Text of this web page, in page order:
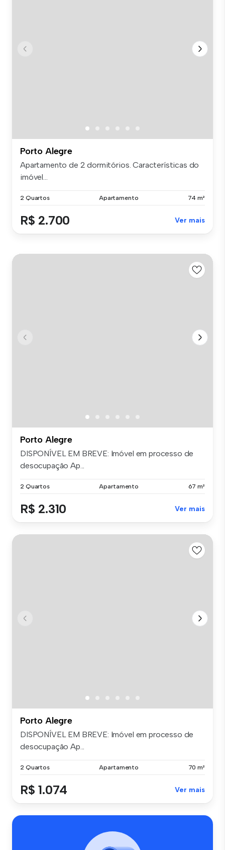
Porto Alegre
Apartamento de 2 dormitórios. Características do
imóvel...
2 Quartos Apartamento 74 m²
R$ 2.700 Ver mais
Porto Alegre
DISPONÍVEL EM BREVE: Imóvel em processo de
desocupação Ap...
2 Quartos Apartamento 67 m²
R$ 2.310 Ver mais
Porto Alegre
DISPONÍVEL EM BREVE: Imóvel em processo de
desocupação Ap...
2 Quartos Apartamento 70 m²
R$ 1.074 Ver mais